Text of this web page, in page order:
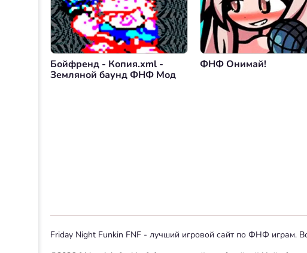
Бойфренд - Копия.xml -
Земляной баунд ФНФ Мод
ФНФ Онимай!
Friday Night Funkin FNF - лучший игровой сайт по ФНФ играм.